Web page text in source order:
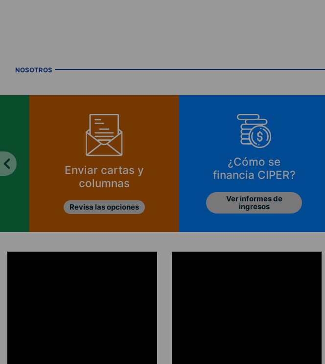
NOSOTROS
Enviar cartas y
columnas
Revisa las opciones
¿Cómo se
financia CIPER?
Ver informes de
ingresos